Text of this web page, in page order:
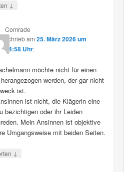
↓
Comrade
schriebam 25. März 2026 um
14:58 Uhr:
möchte nicht für einen
werden, der gar nicht
ist.
ist nicht, die Klägerin eine
bezichtigen oder ihr Leiden
Mein Ansinnen ist objektive
Umgangsweise mit beiden Seiten.
↓